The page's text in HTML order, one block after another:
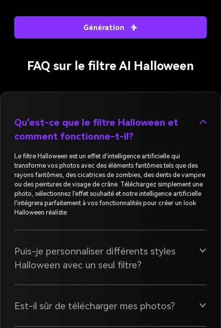
Génération
FAQ sur le filtre AI Halloween
Qu'est-ce que le filtre Halloween et
comment fonctionne-t-il?
Le filtre Halloween est un effet d'intelligence artificielle qui
transforme vos photos avec des éléments fantômes tels que des
rayons fantômes, des cicatrices de zombies, des dents de vampire
ou des peintures de visage de crâne. Téléchargez simplement une
photo, sélectionnez l'effet souhaité et notre intelligence artificielle
l'intégrera parfaitement à vos fonctionnalités pour créer un look
Halloween réaliste.
Puis-je personnaliser différents styles
Halloween avec un seul filtre?
Est-il sûr de télécharger mes photos?